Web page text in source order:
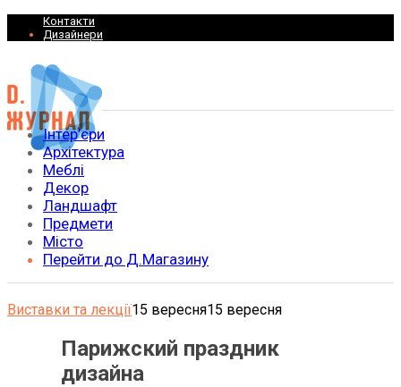
Контакти
Дизайнери
Інтер’єри
Архітектура
Меблі
Декор
Ландшафт
Предмети
Місто
Перейти до Д.Магазину
Виставки та лекції15 вересня15 вересня
Парижский праздник
дизайна